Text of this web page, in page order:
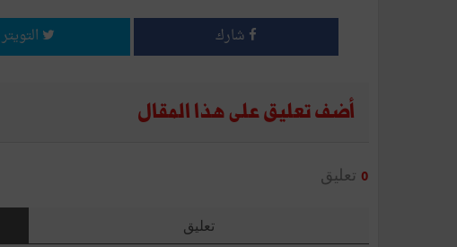
شارك التويتر
أضف تعليق على هذا المقال
0 تعليق
تعليق